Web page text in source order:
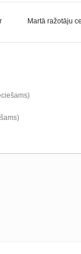
Martā ražotāju